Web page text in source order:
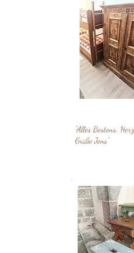
"Alles Bestens.
Grüße Jens"